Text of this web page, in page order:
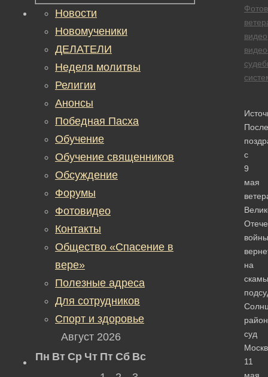
видео
После
с
9
мая
войны
на
суд
11
мая
Новости
Новомученики
ДЕЛАТЕЛИ
Неделя молитвы
Религии
Анонсы
Победная Пасха
Обучение
Обучение священников
Обсуждение
Форумы
Фотовидео
Контакты
Общество «Спасение в
вере»
Полезные адреса
Для сотрудников
Спорт и здоровье
Август 2026
Пн Вт Ср Чт Пт Сб Вс